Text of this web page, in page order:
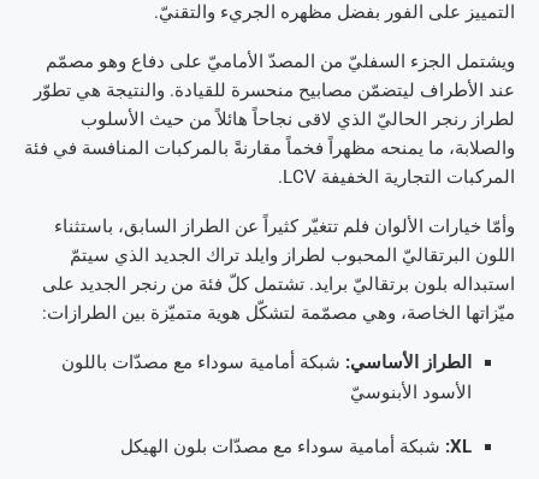
التمييز على الفور بفضل مظهره الجريء والتقنيّ.
ويشتمل الجزء السفليّ من المصدّ الأماميّ على دفاع وهو مصمّم
عند الأطراف ليتضمّن مصابيح منحسرة للقيادة. والنتيجة هي تطوّر
لطراز رنجر الحاليّ الذي لاقى نجاحاً هائلاً من حيث الأسلوب
والصلابة، ما يمنحه مظهراً فخماً مقارنةً بالمركبات المنافسة في فئة
المركبات التجارية الخفيفة LCV.
وأمّا خيارات الألوان فلم تتغيّر كثيراً عن الطراز السابق، باستثناء
اللون البرتقاليّ المحبوب لطراز وايلد تراك الجديد الذي سيتمّ
استبداله بلون برتقاليّ برايد. تشتمل كلّ فئة من رنجر الجديد على
ميّزاتها الخاصة، وهي مصمّمة لتشكّل هوية متميّزة بين الطرازات:
الطراز الأساسي: شبكة أمامية سوداء مع مصدّات باللون
الأسود الأبنوسيّ
XL
: شبكة أمامية سوداء مع مصدّات بلون الهيكل